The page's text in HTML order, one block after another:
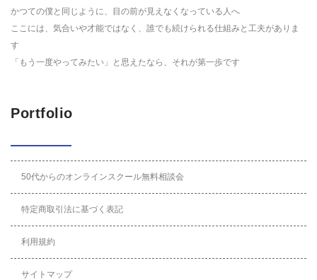
かつての僕と同じように、目の前が見えなくなっている人へ
ここには、気合いや才能ではなく、誰でも続けられる仕組みと工夫がありま
す
「もう一度やってみたい」と思えたなら、それが第一歩です
Portfolio
50代からのオンラインスクール無料相談会
特定商取引法に基づく表記
利用規約
サイトマップ